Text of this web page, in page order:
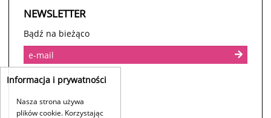
NEWSLETTER
Bądź na bieżąco
Informacja i prywatności
Nasza strona używa
plików cookie. Korzystając